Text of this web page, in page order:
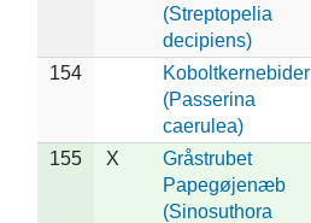
(Streptopelia
decipiens)
154
Koboltkernebider
(Passerina
caerulea)
155 X
Gråstrubet
Papegøjenæb
(Sinosuthora